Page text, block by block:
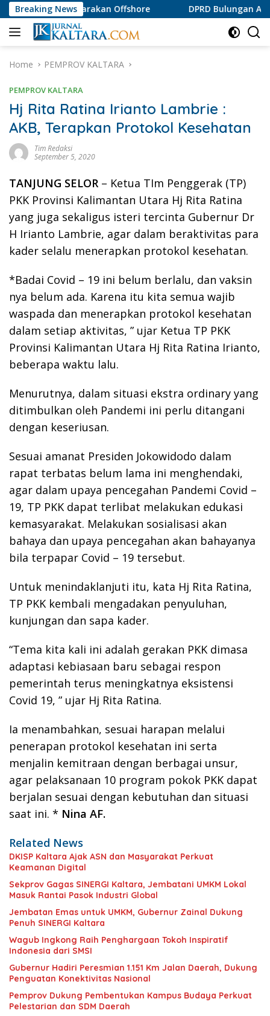
Skip
to
content
Breaking News
Tarakan Offshore DPRD Bulungan Apresiasi Produk
Home PEMPROV KALTARA
PEMPROV KALTARA
Hj Rita Ratina Irianto Lambrie :
AKB, Terapkan Protokol Kesehatan
Tim Redaksi
September 5, 2020
TANJUNG SELOR – Ketua TIm Penggerak (TP)
PKK Provinsi Kalimantan Utara Hj Rita Ratina
yang juga sekaligus isteri tercinta Gubernur Dr
H Irianto Lambrie, agar dalam beraktivitas para
kader selalu menerapkan protokol kesehatan.
*Badai Covid – 19 ini belum berlalu, dan vaksin
nya belum ada. Karena itu kita semua wajib
waspada dan menerapkan protokol kesehatan
dalam setiap aktivitas, ” ujar Ketua TP PKK
Provinsi Kalimantan Utara Hj Rita Ratina Irianto,
beberapa waktu lalu.
Menurutnya, dalam situasi ekstra ordinary yang
ditimbulkan oleh Pandemi ini perlu ditangani
dengan keseriusan.
Sesuai amanat Presiden Jokowidodo dalam
rapat terbatas belum lama ini menghendaki,
agar dalam upaya pencegahan Pandemi Covid –
19, TP PKK dapat terlibat melakukan edukasi
kemasyarakat. Melakukan sosialisasi akan
bahaya dan upaya pencegahan akan bahayanya
bila terpapar Covid – 19 tersebut.
Untuk menindaklanjuti itu, kata Hj Rita Ratina,
TP PKK kembali mengadakan penyuluhan,
kunjungan dan sapa kader.
“Tema kita kali ini adalah gerakan PKK dimasa
adaptasi kebiasaan baru sebagai respon
pemerintah terus meningkatnya eksistensi
Covid 19, ” ujar Hj Rita Ratina.
Ia menambahkan, sesuai harapan melalui
penerapan protokol kesehatan ini serta
menjalin kemitraan dengan berbagai unsur,
agar pelaksanaan 10 program pokok PKK dapat
berjalan sesuai dengan kebutuhan dan situasi
saat ini. * Nina AF.
Related News
DKISP Kaltara Ajak ASN dan Masyarakat Perkuat
Keamanan Digital
Sekprov Gagas SINERGI Kaltara, Jembatani UMKM Lokal
Masuk Rantai Pasok Industri Global
Jembatan Emas untuk UMKM, Gubernur Zainal Dukung
Penuh SINERGI Kaltara
Wagub Ingkong Raih Penghargaan Tokoh Inspiratif
Indonesia dari SMSI
Gubernur Hadiri Peresmian 1.151 Km Jalan Daerah, Dukung
Penguatan Konektivitas Nasional
Pemprov Dukung Pembentukan Kampus Budaya Perkuat
Pelestarian dan SDM Daerah